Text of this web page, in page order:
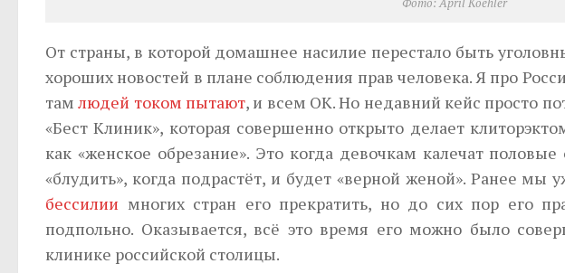
От страны, в которой домашнее насилие перестало быть
хороших новостей в плане соблюдения прав человека. Я про
тамлюдей током пытают, и всем ОК. Но недавний кейс просто
«Бест Клиник», которая совершенно открыто делает
как «женское обрезание». Это когда девочкам калечат
«блудить», когда подрастёт, и будет «верной женой». Ранее мы
бессилии многих стран его прекратить, но до сих пор его
подпольно. Оказывается, всё это время его можно было
клинике российской столицы.